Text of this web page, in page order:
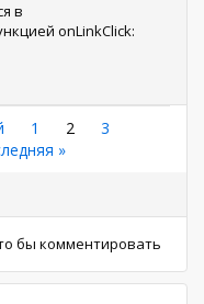
в
onLinkClick:
Страница
1
Текущая
2 Страница
3
»
бы комментировать